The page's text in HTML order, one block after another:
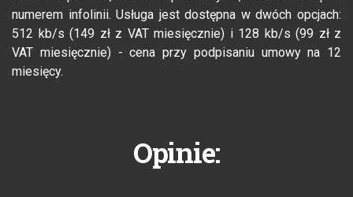
numerem infolinii. Usługa jest dostępna w dwóch opcjach:
512 kb/s (149 zł z VAT miesięcznie) i 128 kb/s (99 zł z
VAT miesięcznie) - cena przy podpisaniu umowy na 12
miesięcy.
Opinie: